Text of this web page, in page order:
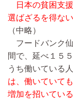
日本の貧困支
選ばざるを得な
（中略）
フードバンク仙
間で、延べ１５
うち働いている
は、働いていて
増加を招いている